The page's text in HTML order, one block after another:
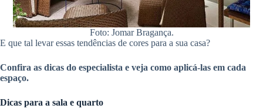
Foto: Jomar Bragança.
E que tal levar essas tendências de cores para a sua casa?
Confira as dicas do especialista e veja como aplicá-las em cada
espaço.
Dicas para a sala e quarto